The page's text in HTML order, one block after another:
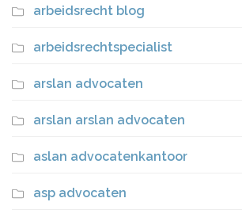
arbeidsrecht blog
arbeidsrechtspecialist
arslan advocaten
arslan arslan advocaten
aslan advocatenkantoor
asp advocaten